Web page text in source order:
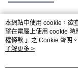
熱門標籤
本網站中使用 cookie，欲
望在電腦上使用 cookie 時
權條款 」之 Cookie 聲明
用條款之 Cookie 聲明使用
了解更多 >